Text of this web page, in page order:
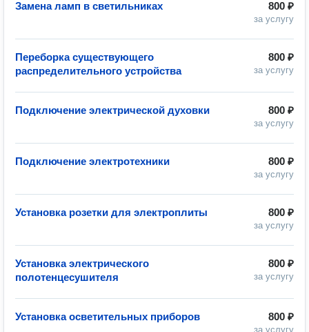
800 ₽
за услугу
Замена ламп в светильниках
800 ₽
за услугу
Переборка существующего
распределительного устройства
800 ₽
за услугу
Подключение электрической духовки
800 ₽
за услугу
Подключение электротехники
800 ₽
за услугу
Установка розетки для электроплиты
800 ₽
за услугу
Установка электрического
полотенцесушителя
800 ₽
за услугу
Установка осветительных приборов